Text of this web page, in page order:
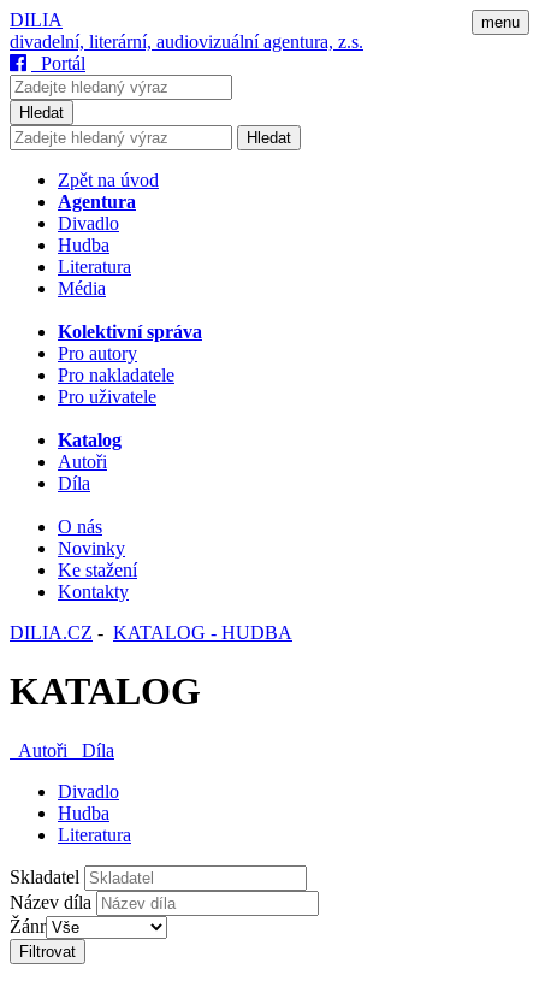
menu
DILIA
divadelní, literární, audiovizuální agentura, z.s.
Portál
Hledat
Hledat
Zpět na úvod
Agentura
Divadlo
Hudba
Literatura
Média
Kolektivní správa
Pro autory
Pro nakladatele
Pro uživatele
Katalog
Autoři
Díla
O nás
Novinky
Ke stažení
Kontakty
DILIA.CZ - KATALOG - HUDBA
KATALOG
Autoři
Díla
Divadlo
Hudba
Literatura
Skladatel
Název díla
Žánr
Filtrovat